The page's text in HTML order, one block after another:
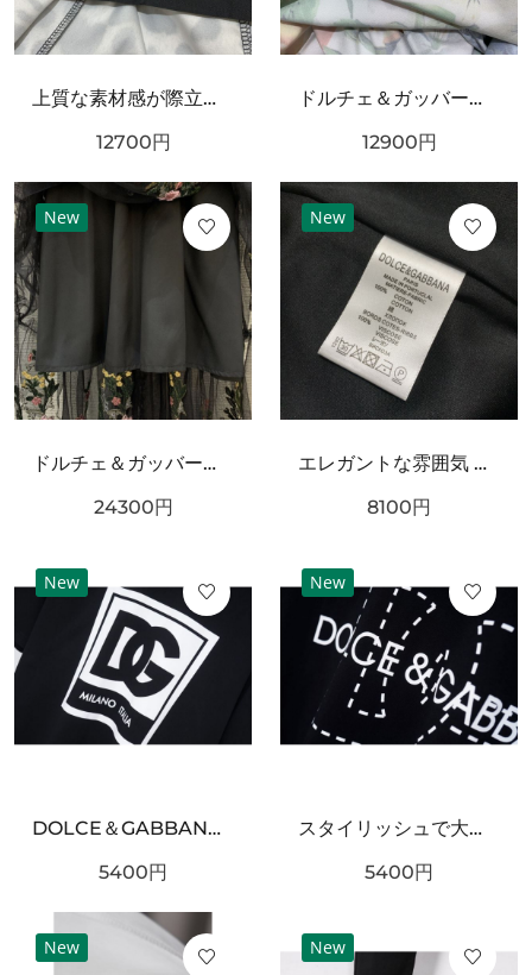
上質な素材感が際立つ DOLCE＆GABBANA ドルチェ＆ガッバーナ コピー ワンピース
12700円
ドルチェ＆ガッバーナ コピー ワンピース DOLCE＆GABBANA 華やかで優雅な雰囲気
12900円
New
ドルチェ＆ガッバーナ コピー ワンピース DOLCE＆GABBANA 華やかで優雅な雰囲気
24300円
New
エレガントな雰囲気 DOLCE&GABBANA ドルチェ＆ガッバーナ コピー キャミソール 上質な素材感
8100円
New
DOLCE＆GABBANA ドルチェ＆ガッバーナ コピー 半袖Tシャツ 個性 自由な美意識
5400円
New
スタイリッシュで大胆な ドルチェ＆ガッバーナ コピー 半袖Tシャツ DOLCE＆GABBANA
5400円
New New